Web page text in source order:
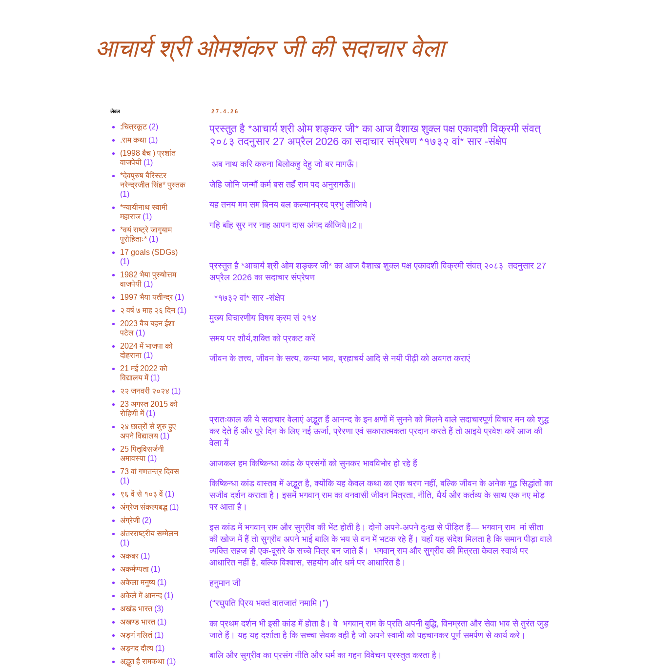
आचार्य श्री ओमशंकर जी की सदाचार वेला
27.4.26
प्रस्तुत है *आचार्य श्री ओम शङ्कर जी* का आज वैशाख शुक्ल पक्ष एकादशी विक्रमी संवत्
२०८३ तदनुसार 27 अप्रैल 2026 का सदाचार संप्रेषण *१७३२ वां* सार -संक्षेप
अब नाथ करि करुना बिलोकहु देहु जो बर मागऊँ।
जेहि जोनि जन्मौं कर्म बस तहँ राम पद अनुरागऊँ॥
यह तनय मम सम बिनय बल कल्यानप्रद प्रभु लीजिये।
गहि बाँह सुर नर नाह आपन दास अंगद कीजिये॥2॥
प्रस्तुत है *आचार्य श्री ओम शङ्कर जी* का आज वैशाख शुक्ल पक्ष एकादशी विक्रमी संवत् २०८३ तदनुसार 27
अप्रैल 2026 का सदाचार संप्रेषण
*१७३२ वां* सार -संक्षेप
मुख्य विचारणीय विषय क्रम सं २१४
समय पर शौर्य,शक्ति को प्रकट करें
जीवन के तत्त्व, जीवन के सत्य, कन्या भाव, ब्रह्मचर्य आदि से नयी पीढ़ी को अवगत कराएं
प्रातःकाल की ये सदाचार वेलाएं अद्भुत हैं आनन्द के इन क्षणों में सुनने को मिलने वाले सदाचारपूर्ण विचार मन को शुद्ध
कर देते हैं और पूरे दिन के लिए नई ऊर्जा, प्रेरणा एवं सकारात्मकता प्रदान करते हैं तो आइये प्रवेश करें आज की
वेला में
आजकल हम किष्किन्धा कांड के प्रसंगों को सुनकर भावविभोर हो रहे हैं
किष्किन्धा कांड वास्तव में अद्भुत है, क्योंकि यह केवल कथा का एक चरण नहीं, बल्कि जीवन के अनेक गूढ़ सिद्धांतों का
सजीव दर्शन कराता है। इसमें भगवान् राम का वनवासी जीवन मित्रता, नीति, धैर्य और कर्तव्य के साथ एक नए मोड़
पर आता है।
इस कांड में भगवान् राम और सुग्रीव की भेंट होती है। दोनों अपने-अपने दुःख से पीड़ित हैं— भगवान् राम मां सीता
की खोज में हैं तो सुग्रीव अपने भाई बालि के भय से वन में भटक रहे हैं। यहाँ यह संदेश मिलता है कि समान पीड़ा वाले
व्यक्ति सहज ही एक-दूसरे के सच्चे मित्र बन जाते हैं। भगवान् राम और सुग्रीव की मित्रता केवल स्वार्थ पर
आधारित नहीं है, बल्कि विश्वास, सहयोग और धर्म पर आधारित है।
हनुमान जी
(“रघुपति प्रिय भक्तं वातजातं नमामि।”)
का प्रथम दर्शन भी इसी कांड में होता है। वे भगवान् राम के प्रति अपनी बुद्धि, विनम्रता और सेवा भाव से तुरंत जुड़
जाते हैं। यह यह दर्शाता है कि सच्चा सेवक वही है जो अपने स्वामी को पहचानकर पूर्ण समर्पण से कार्य करे।
बालि और सुग्रीव का प्रसंग नीति और धर्म का गहन विवेचन प्रस्तुत करता है।
लेबल
:चित्रकूट (2)
.राम कथा (1)
(1998 बैच ) प्रशांत
वाजपेयी (1)
*देवपुरुष बैरिस्टर
नरेन्द्रजीत सिंह* पुस्तक
(1)
*न्यायीनाथ स्वामी
महाराज (1)
*वयं राष्ट्रे जागृयाम
पुरोहिताः* (1)
17 goals (SDGs)
(1)
1982 भैया पुरुषोत्तम
वाजपेयी (1)
1997 भैया यतीन्द्र (1)
२ वर्ष ७ माह २६ दिन (1)
2023 बैच बहन ईशा
पटेल (1)
2024 में भाजपा को
दोहराना (1)
21 मई 2022 को
विद्यालय में (1)
२२ जनवरी २०२४ (1)
23 अगस्त 2015 को
रोहिणी में (1)
२४ छात्रों से शुरु हुए
अपने विद्यालय (1)
25 पितृविसर्जनी
अमावस्या (1)
73 वां गणतन्त्र दिवस
(1)
९६ वें से १०३ वें (1)
अंग्रेज संकल्पबद्ध (1)
अंग्रेजी (2)
अंतरराष्ट्रीय सम्मेलन
(1)
अकबर (1)
अकर्मण्यता (1)
अकेला मनुष्य (1)
अकेले में आनन्द (1)
अखंड भारत (3)
अखण्ड भारत (1)
अङ्गं गलितं (1)
अङ्गद दौत्य (1)
अद्भुत है रामकथा (1)